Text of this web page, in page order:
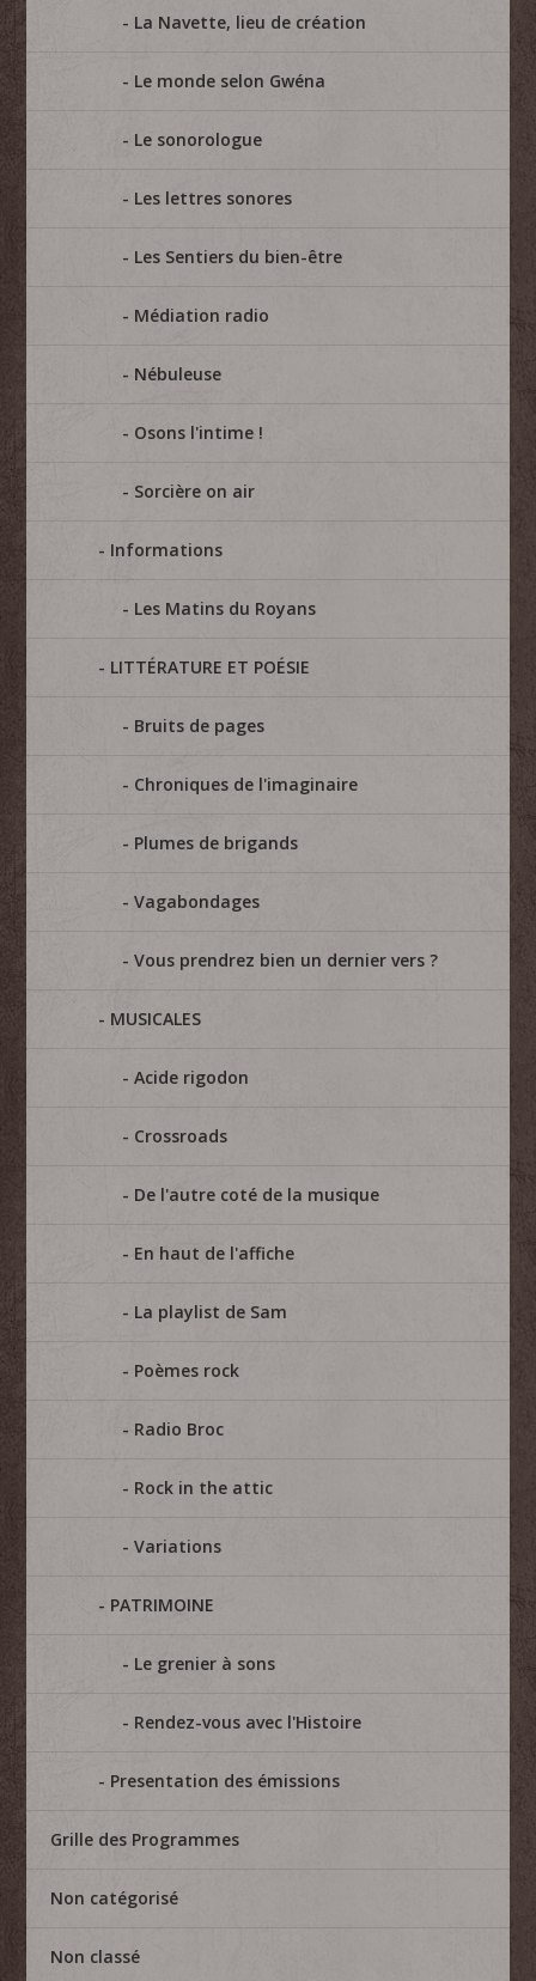
La Navette, lieu de création
Le monde selon Gwéna
Le sonorologue
Les lettres sonores
Les Sentiers du bien-être
Médiation radio
Nébuleuse
Osons l'intime !
Sorcière on air
Informations
Les Matins du Royans
LITTÉRATURE ET POÉSIE
Bruits de pages
Chroniques de l'imaginaire
Plumes de brigands
Vagabondages
Vous prendrez bien un dernier vers ?
MUSICALES
Acide rigodon
Crossroads
De l'autre coté de la musique
En haut de l'affiche
La playlist de Sam
Poèmes rock
Radio Broc
Rock in the attic
Variations
PATRIMOINE
Le grenier à sons
Rendez-vous avec l'Histoire
Presentation des émissions
Grille des Programmes
Non catégorisé
Non classé